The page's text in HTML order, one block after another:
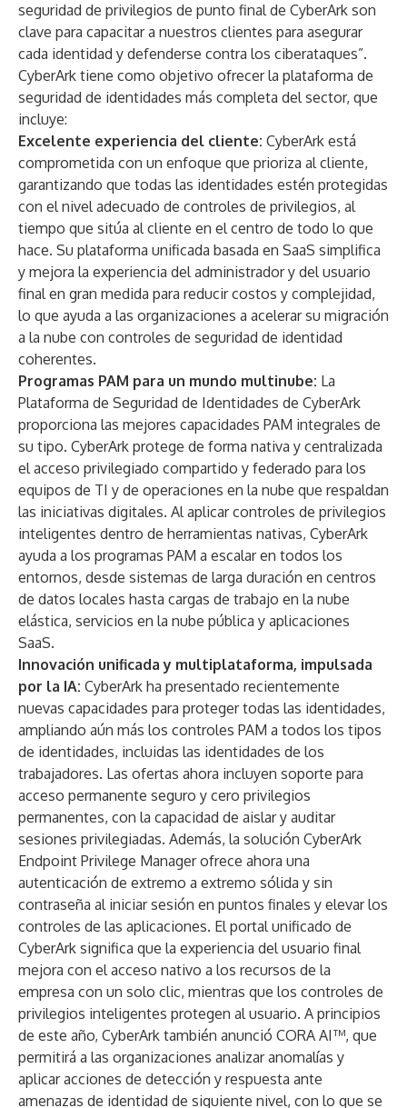
seguridad de privilegios de punto final de CyberArk son
clave para capacitar a nuestros clientes para asegurar
cada identidad y defenderse contra los ciberataques”.
CyberArk tiene como objetivo ofrecer la plataforma de
seguridad de identidades más completa del sector, que
incluye:
Excelente experiencia del cliente: CyberArk está
comprometida con un enfoque que prioriza al cliente,
garantizando que todas las identidades estén protegidas
con el nivel adecuado de controles de privilegios, al
tiempo que sitúa al cliente en el centro de todo lo que
hace. Su plataforma unificada basada en SaaS simplifica
y mejora la experiencia del administrador y del usuario
final en gran medida para reducir costos y complejidad,
lo que ayuda a las organizaciones a acelerar su migración
a la nube con controles de seguridad de identidad
coherentes.
Programas PAM para un mundo multinube: La
Plataforma de Seguridad de Identidades de CyberArk
proporciona las mejores capacidades PAM integrales de
su tipo. CyberArk protege de forma nativa y centralizada
el acceso privilegiado compartido y federado para los
equipos de TI y de operaciones en la nube que respaldan
las iniciativas digitales. Al aplicar controles de privilegios
inteligentes dentro de herramientas nativas, CyberArk
ayuda a los programas PAM a escalar en todos los
entornos, desde sistemas de larga duración en centros
de datos locales hasta cargas de trabajo en la nube
elástica, servicios en la nube pública y aplicaciones
SaaS.
Innovación unificada y multiplataforma, impulsada
por la IA: CyberArk ha presentado recientemente
nuevas capacidades para proteger todas las identidades,
ampliando aún más los controles PAM a todos los tipos
de identidades, incluidas las identidades de los
trabajadores. Las ofertas ahora incluyen soporte para
acceso permanente seguro y cero privilegios
permanentes, con la capacidad de aislar y auditar
sesiones privilegiadas. Además, la solución CyberArk
Endpoint Privilege Managerofrece ahora una
autenticación de extremo a extremo sólida y sin
contraseña al iniciar sesión en puntos finales y elevar los
controles de las aplicaciones. El portal unificado de
CyberArk significa que la experiencia del usuario final
mejora con el acceso nativo a los recursos de la
empresa con un solo clic, mientras que los controles de
privilegios inteligentes protegen al usuario. A principios
de este año, CyberArk también anunció CORA AI™, que
permitirá a las organizaciones analizar anomalías y
aplicar acciones de detección y respuesta ante
amenazas de identidad de siguiente nivel, con lo que se